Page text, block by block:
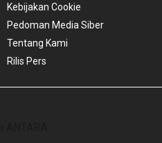
Kebijakan Cookie
Pedoman Media Siber
Tentang Kami
Rilis Pers